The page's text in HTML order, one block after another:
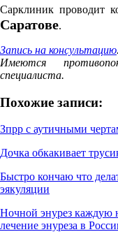
Сарклиник проводит
Саратове.
Запись на консультацию.
Имеются
специалиста.
Похожие записи:
Зпрр с аутичными
Дочка обкакивает
Быстро кончаю что
эякуляции
Ночной энурез каждую
лечение энуреза в